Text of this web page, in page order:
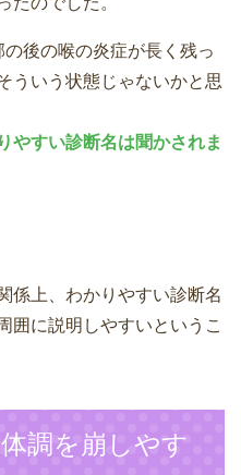
後の喉の炎症が長く残っ
ういう状態じゃないかと思
やすい診断名は聞かされま
係上、わかりやすい診断名
囲に説明しやすいというこ
調を崩しやす